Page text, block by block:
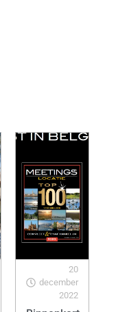
20
december
2022